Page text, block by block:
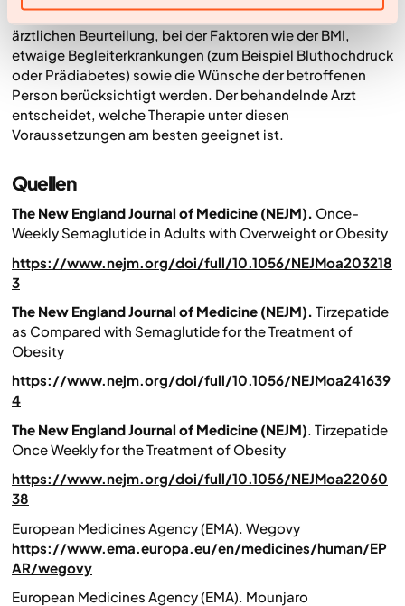
Die Wahl der Behandlung basiert auf einer individuellen
ärztlichen Beurteilung, bei der Faktoren wie der BMI,
etwaige Begleiterkrankungen (zum Beispiel Bluthochdruck
oder Prädiabetes) sowie die Wünsche der betroffenen
Person berücksichtigt werden. Der behandelnde Arzt
entscheidet, welche Therapie unter diesen
Voraussetzungen am besten geeignet ist.
Quellen
The New England Journal of Medicine (NEJM). Once-
Weekly Semaglutide in Adults with Overweight or Obesity
https://www.nejm.org/doi/full/10.1056/NEJMoa203218
3
The New England Journal of Medicine (NEJM). Tirzepatide
as Compared with Semaglutide for the Treatment of
Obesity
https://www.nejm.org/doi/full/10.1056/NEJMoa241639
4
The New England Journal of Medicine (NEJM) Tirzepatide
Once Weekly for the Treatment of Obesity
https://www.nejm.org/doi/full/10.1056/NEJMoa22060
38
European Medicines Agency (EMA). Wegovy
https://www.ema.europa.eu/en/medicines/human/EP
AR/wegovy
European Medicines Agency (EMA). Mounjaro